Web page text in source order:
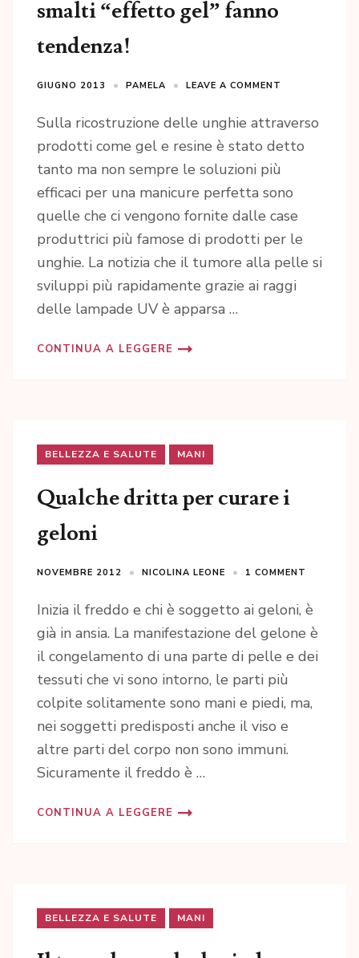
smalti “effetto gel” fanno
tendenza!
GIUGNO 2013 PAMELA LEAVE A COMMENT
Sulla ricostruzione delle unghie attraverso
prodotti come gel e resine è stato detto
tanto ma non sempre le soluzioni più
efficaci per una manicure perfetta sono
quelle che ci vengono fornite dalle case
produttrici più famose di prodotti per le
unghie. La notizia che il tumore alla pelle si
sviluppi più rapidamente grazie ai raggi
delle lampade UV è apparsa …
CONTINUA A LEGGERE
BELLEZZA E SALUTE MANI
Qualche dritta per curare i
geloni
NOVEMBRE 2012 NICOLINA LEONE 1 COMMENT
Inizia il freddo e chi è soggetto ai geloni, è
già in ansia. La manifestazione del gelone è
il congelamento di una parte di pelle e dei
tessuti che vi sono intorno, le parti più
colpite solitamente sono mani e piedi, ma,
nei soggetti predisposti anche il viso e
altre parti del corpo non sono immuni.
Sicuramente il freddo è …
CONTINUA A LEGGERE
BELLEZZA E SALUTE MANI